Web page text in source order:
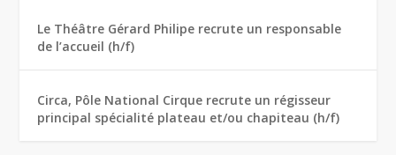
Le Théâtre Gérard Philipe recrute un responsable
de l’accueil (h/f)
Circa, Pôle National Cirque recrute un régisseur
principal spécialité plateau et/ou chapiteau (h/f)